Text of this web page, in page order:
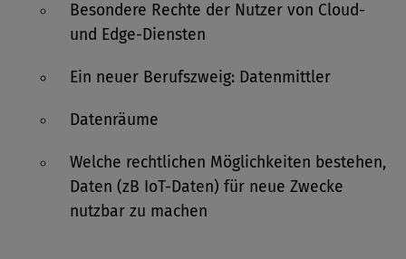
Besondere Rechte der Nutzer von Cloud-
und Edge-Diensten
Ein neuer Berufszweig: Datenmittler
Datenräume
Welche rechtlichen Möglichkeiten bestehen,
Daten (zB IoT-Daten) für neue Zwecke
nutzbar zu machen